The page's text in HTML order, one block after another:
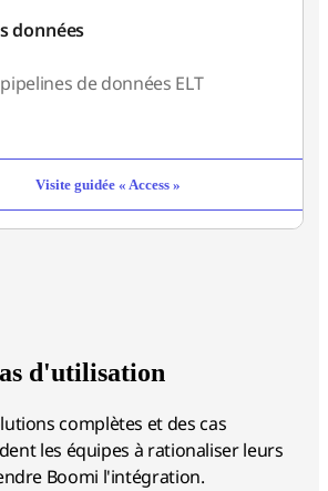
données
de données ELT
Visite guidée « Access »
d'utilisation
complètes et des cas
les équipes à rationaliser leurs
Boomi l'intégration.